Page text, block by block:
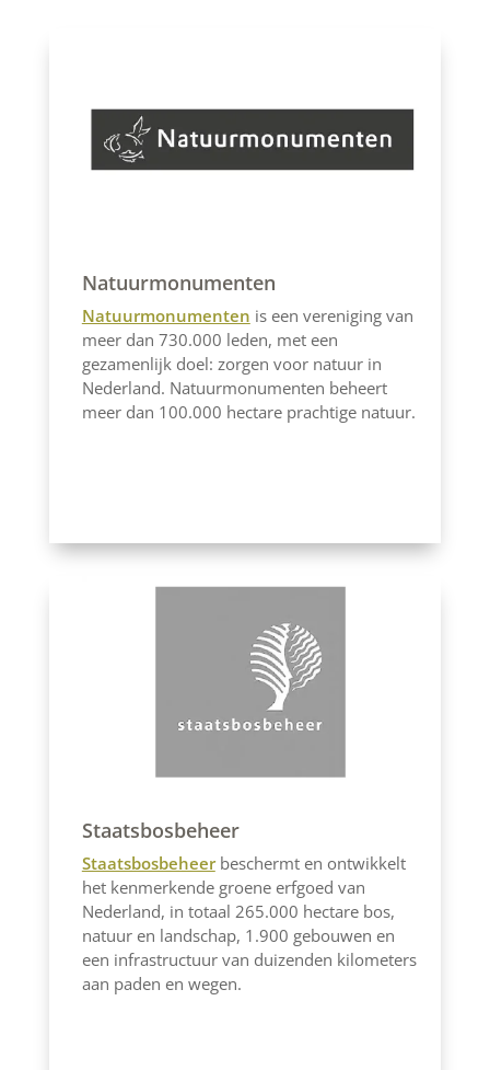
Natuurmonumenten
Natuurmonumenten is een vereniging van
meer dan 730.000 leden, met een
gezamenlijk doel: zorgen voor natuur in
Nederland. Natuurmonumenten beheert
meer dan 100.000 hectare prachtige natuur.
Staatsbosbeheer
Staatsbosbeheerbeschermt en ontwikkelt
het kenmerkende groene erfgoed van
Nederland, in totaal 265.000 hectare bos,
natuur en landschap, 1.900 gebouwen en
een infrastructuur van duizenden kilometers
aan paden en wegen.